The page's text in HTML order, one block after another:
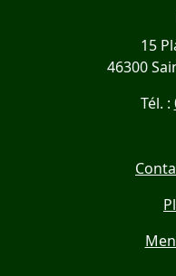
15
46300
Tél. :